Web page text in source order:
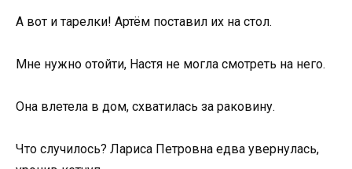
А вот и тарелки! Артём поставил их на стол.
Мне нужно отойти, Настя не могла смотреть на него.
Она влетела в дом, схватилась за раковину.
Что случилось? Лариса Петровна едва увернулась,